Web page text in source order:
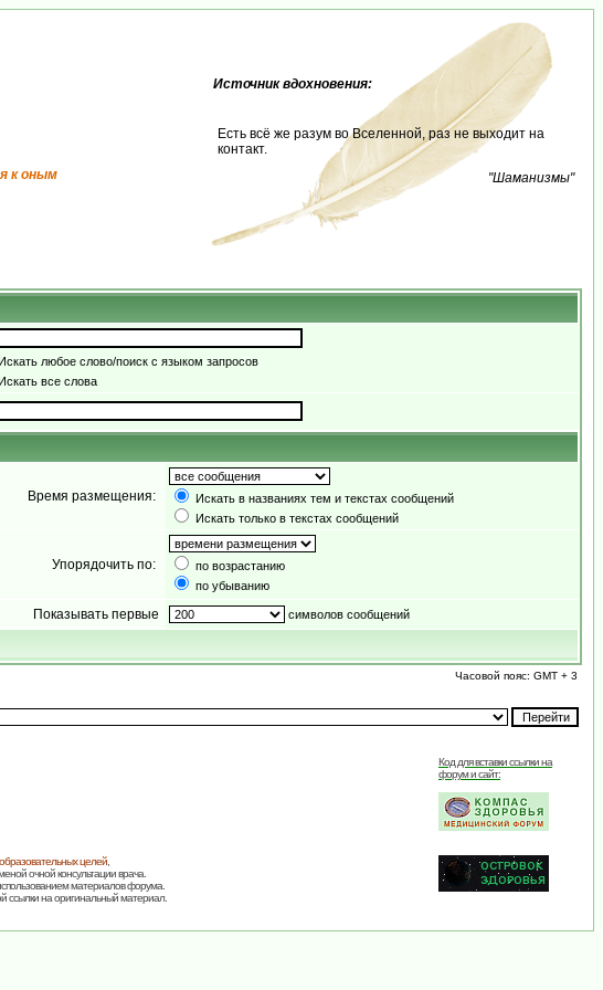
к оным
Источник вдохновения:
Есть всё же разум во Вселенной, раз не выходит на
контакт.
"Шаманизмы"
любое слово/поиск с языком запросов
все слова
Время размещения:
Искать в названиях тем и текстах сообщений
Искать только в текстах сообщений
Упорядочить по:
по возрастанию
по убыванию
Показывать первые символов сообщений
Часовой пояс: GMT + 3
Код для вставки ссылки на
форум и сайт:
целей,
очной консультации врача.
материалов форума.
ссылки на оригинальный материал.